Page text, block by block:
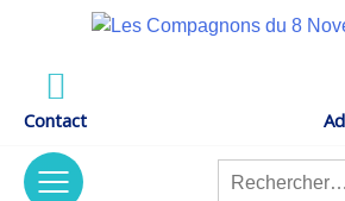
content
Contact
Rechercher :